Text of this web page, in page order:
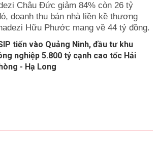
Châu Đức giảm 84% còn 26 tỷ
doanh thu bán nhà liền kề thương
Hữu Phước mang về 44 tỷ đồng.
tiến vào Quảng Ninh, đầu tư khu
nghiệp 5.800 tỷ cạnh cao tốc Hải
- Hạ Long